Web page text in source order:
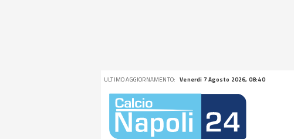
ULTIMO AGGIORNAMENTO: Venerdi 7 Agosto 2026, 08:40